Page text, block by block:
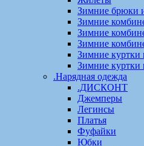
Зимние брюки
Зимние
Зимние
Зимние
Зимние куртки
Зимние куртки
.Нарядная одежда
.ДИСКОНТ
Джемперы
Легинсы
Платья
Фуфайки
Юбки